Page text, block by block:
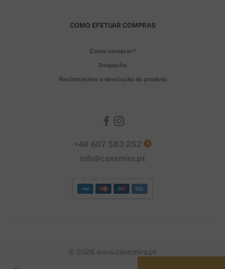
COMO EFETUAR COMPRAS
Como comprar?
Despacho
Reclamações e devolução do produto
+48 607 583 252 ?
info@caxemira.pt
© 2026 www.caxemira.pt